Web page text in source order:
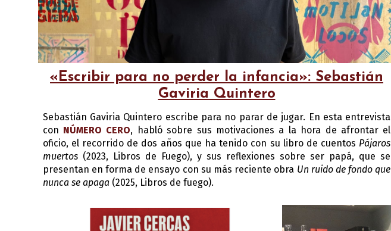
«Escribir para no perder la infancia»: Sebastián
Gaviria Quintero
Sebastián Gaviria Quintero escribe para no parar de jugar. En esta entrevista
con NÚMERO CERO, habló sobre sus motivaciones a la hora de afrontar el
oficio, el recorrido de dos años que ha tenido con su libro de cuentos Pájaros
muertos(2023, Libros de Fuego), y sus reflexiones sobre ser papá, que se
presentan en forma de ensayo con su más reciente obra Un ruido de fondo que
nunca se apaga(2025, Libros de fuego).